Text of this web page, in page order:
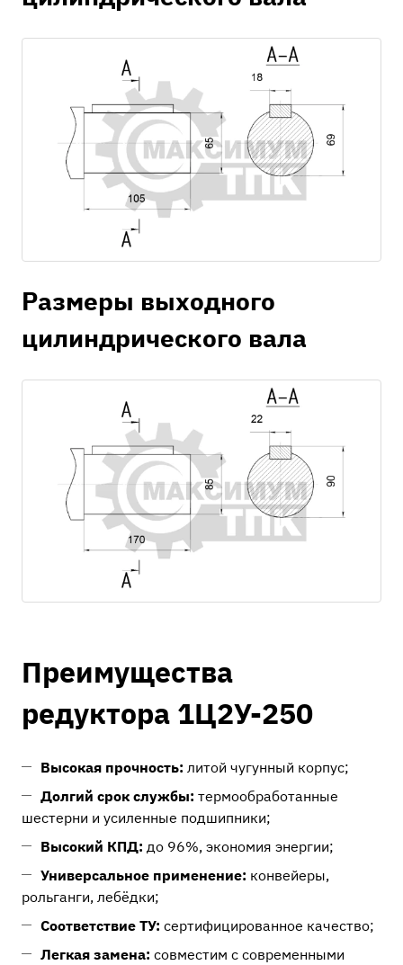
Размеры выходного
цилиндрического вала
Преимущества
редуктора 1Ц2У-250
Высокая прочность: литой чугунный корпус;
Долгий срок службы: термообработанные
шестерни и усиленные подшипники;
Высокий КПД: до 96%, экономия энергии;
Универсальное применение: конвейеры,
рольганги, лебёдки;
Соответствие ТУ: сертифицированное качество;
Легкая замена: совместим с современными